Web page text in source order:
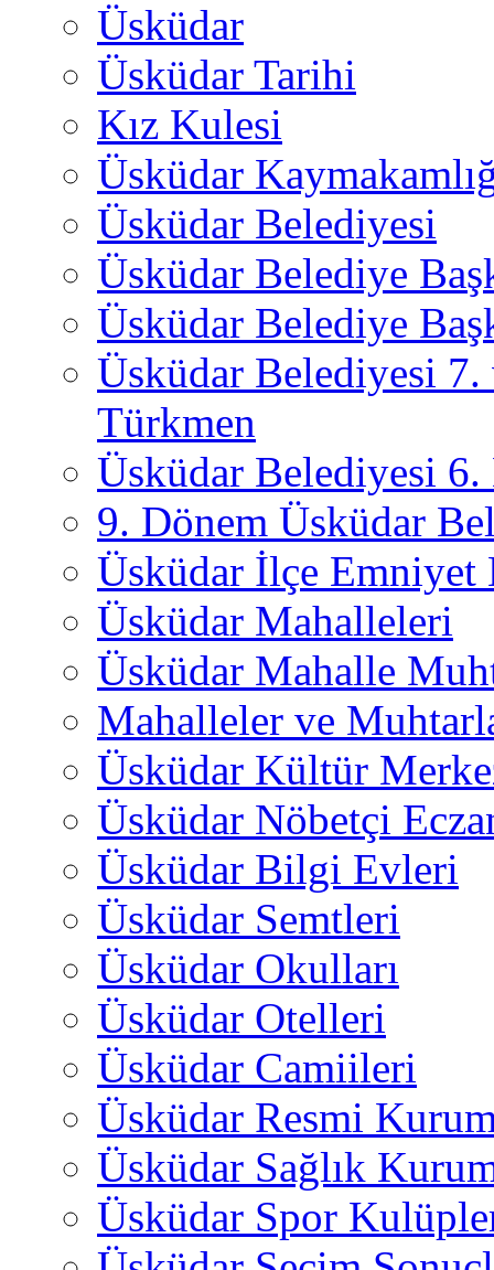
Üsküdar
Üsküdar Tarihi
Kız Kulesi
Üsküdar
Üsküdar Belediyesi
Üsküdar Belediye
Üsküdar Belediye
Üsküdar Belediyesi
Türkmen
Üsküdar Belediyesi 6.
9. Dönem Üsküdar
Üsküdar İlçe
Üsküdar Mahalleleri
Üsküdar Mahalle
Mahalleler ve
Üsküdar Kültür
Üsküdar Nöbetçi
Üsküdar Bilgi Evleri
Üsküdar Semtleri
Üsküdar Okulları
Üsküdar Otelleri
Üsküdar Camiileri
Üsküdar Resmi
Üsküdar Sağlık
Üsküdar Spor